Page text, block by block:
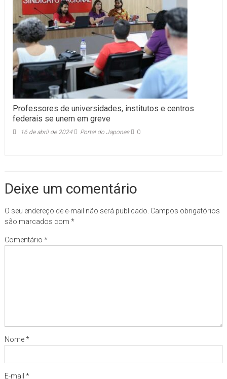
Professores de universidades, institutos e centros
federais se unem em greve
16 de abril de 2024 Portal do Japones 0
Deixe um comentário
O seu endereço de e-mail não será publicado. Campos obrigatórios
são marcados com *
Comentário *
Nome*
E-mail *